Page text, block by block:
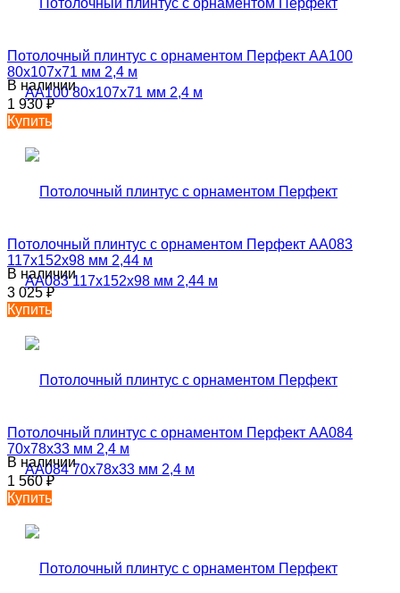
Потолочный плинтус с орнаментом Перфект AA100
80х107х71 мм 2,4 м
В наличии
1 930₽
Купить
Потолочный плинтус с орнаментом Перфект AA083
117х152х98 мм 2,44 м
В наличии
3 025₽
Купить
Потолочный плинтус с орнаментом Перфект AA084
70х78х33 мм 2,4 м
В наличии
1 560₽
Купить